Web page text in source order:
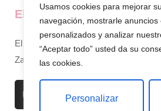
Usamos cookies para mejorar
navegación, mostrarle anuncios
personalizados y analizar
“Aceptar todo” usted da su
las cookies.
Personalizar
El super de José
El supermercado de confianza en
Zamora, siempre cerca de ti.